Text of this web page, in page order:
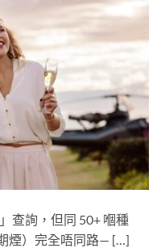
查詢，但同 50+ 嗰種
煙）完全唔同路— […]